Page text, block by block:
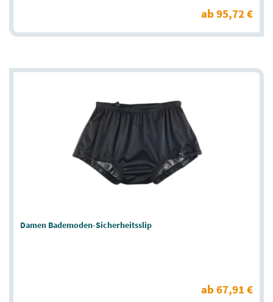
ab 95,72 €
Damen Bademoden-Sicherheitsslip
ab 67,91 €